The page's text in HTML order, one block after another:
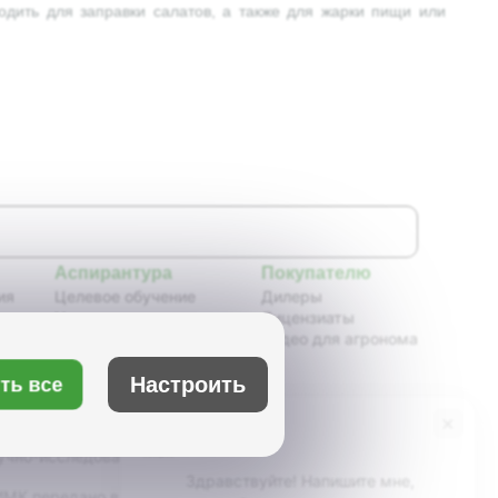
для заправки салатов, а также для жарки пищи или
Аспирантура
Целевое обучение
Новости аспирантуры
Портфолио аспирантов
Расписание
Учебно-методическое
обеспечение
Покупателю
Дилеры
Лицензиаты
Видео для агронома
исследовательский институт масличных
все Настроить